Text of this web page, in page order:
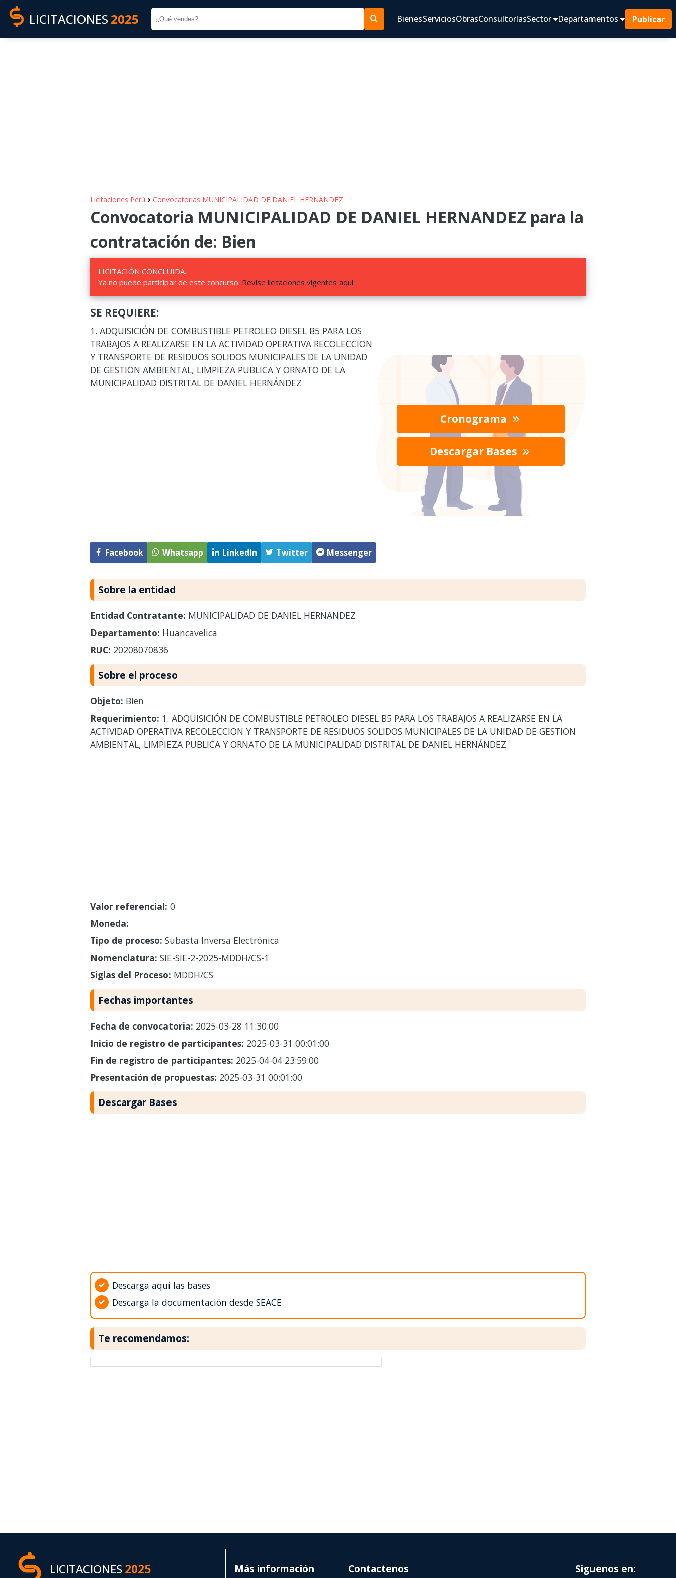
LICITACIONES 2025 BienesServiciosObrasConsultoríasSector Departamentos Publicar
Licitaciones Perú › Convocatorias MUNICIPALIDAD DE DANIEL HERNANDEZ
Convocatoria MUNICIPALIDAD DE DANIEL HERNANDEZ para la
contratación de: Bien
LICITACIÓN CONCLUIDA.
Ya no puede participar de este concurso. Revise licitaciones vigentes aquí
SE REQUIERE:
1. ADQUISICIÓN DE COMBUSTIBLE PETROLEO DIESEL B5 PARA LOS
TRABAJOS A REALIZARSE EN LA ACTIVIDAD OPERATIVA RECOLECCION
Y TRANSPORTE DE RESIDUOS SOLIDOS MUNICIPALES DE LA UNIDAD
DE GESTION AMBIENTAL, LIMPIEZA PUBLICA Y ORNATO DE LA
MUNICIPALIDAD DISTRITAL DE DANIEL HERNÁNDEZ
Facebook Whatsapp LinkedIn Twitter Messenger
Cronograma
Descargar Bases
Sobre la entidad
Entidad Contratante: MUNICIPALIDAD DE DANIEL HERNANDEZ
Departamento: Huancavelica
RUC: 20208070836
Sobre el proceso
Objeto: Bien
Requerimiento: 1. ADQUISICIÓN DE COMBUSTIBLE PETROLEO DIESEL B5 PARA LOS TRABAJOS A REALIZARSE EN LA
ACTIVIDAD OPERATIVA RECOLECCION Y TRANSPORTE DE RESIDUOS SOLIDOS MUNICIPALES DE LA UNIDAD DE GESTION
AMBIENTAL, LIMPIEZA PUBLICA Y ORNATO DE LA MUNICIPALIDAD DISTRITAL DE DANIEL HERNÁNDEZ
Valor referencial: 0
Moneda:
Tipo de proceso: Subasta Inversa Electrónica
Nomenclatura: SIE-SIE-2-2025-MDDH/CS-1
Siglas del Proceso: MDDH/CS
Fechas importantes
Fecha de convocatoria: 2025-03-28 11:30:00
Inicio de registro de participantes: 2025-03-31 00:01:00
Fin de registro de participantes: 2025-04-04 23:59:00
Presentación de propuestas: 2025-03-31 00:01:00
Descargar Bases
Descarga aquí las bases
Descarga la documentación desde SEACE
Te recomendamos:
LICITACIONES2025 Más información Contactenos Siguenos en: